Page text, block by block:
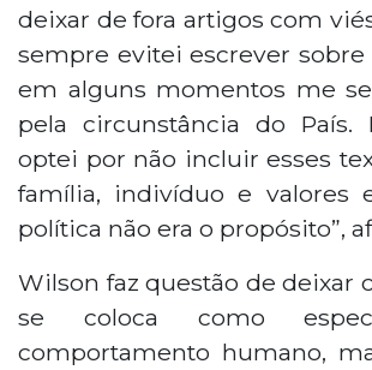
deixar de fora artigos com
sempre evitei escrever sobre
em alguns momentos me
pela circunstância do País.
optei por não incluir esses
família, indivíduo e valores
política não era o propósito”,
Wilson faz questão de deixar
se coloca como
comportamento humano,